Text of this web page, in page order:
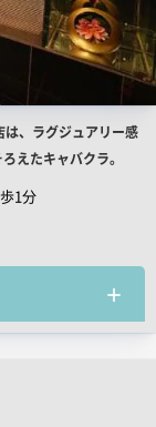
、ラグジュアリー感
えたキャバクラ。
1分